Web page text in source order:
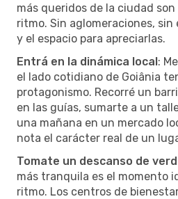
más queridos de la ciudad
ritmo. Sin aglomeraciones, sin
y el espacio para apreciarlas.
Entrá en la dinámica local:
el lado cotidiano de Goiânia
protagonismo. Recorré un
en las guías, sumarte a un
una mañana en un mercado
nota el carácter real de un
Tomate un descanso de
más tranquila es el momento
ritmo. Los centros de